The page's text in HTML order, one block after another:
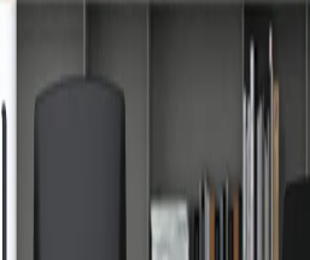
Начало Столове